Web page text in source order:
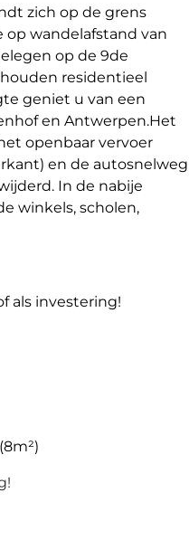
zich op de grens
wandelafstand van
op de 9de
residentieel
geniet u van een
en Antwerpen.Het
openbaar vervoer
en de autosnelweg
In de nabije
winkels, scholen,
als investering!